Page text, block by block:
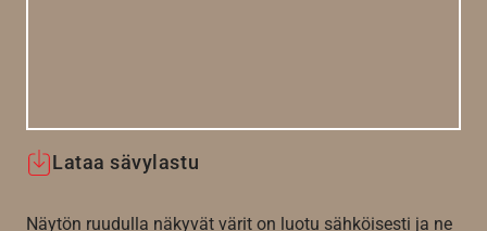
Lataa sävylastu
Näytön ruudulla näkyvät värit on luotu sähköisesti ja ne